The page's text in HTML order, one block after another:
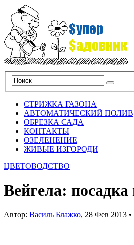
СТРИЖКА ГАЗОНА
АВТОМАТИЧЕСКИЙ ПОЛИВ
ОБРЕЗКА САДА
КОНТАКТЫ
ОЗЕЛЕНЕНИЕ
ЖИВЫЕ ИЗГОРОДИ
ЦВЕТОВОДСТВО
Вейгела: посадка
Автор: Василь Блажко, 28 Фев 2013 •